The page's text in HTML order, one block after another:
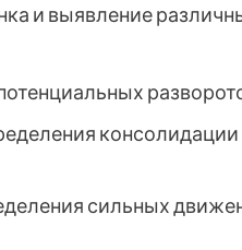
и выявление
консолидации
сильных